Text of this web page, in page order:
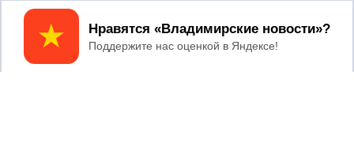
Принять